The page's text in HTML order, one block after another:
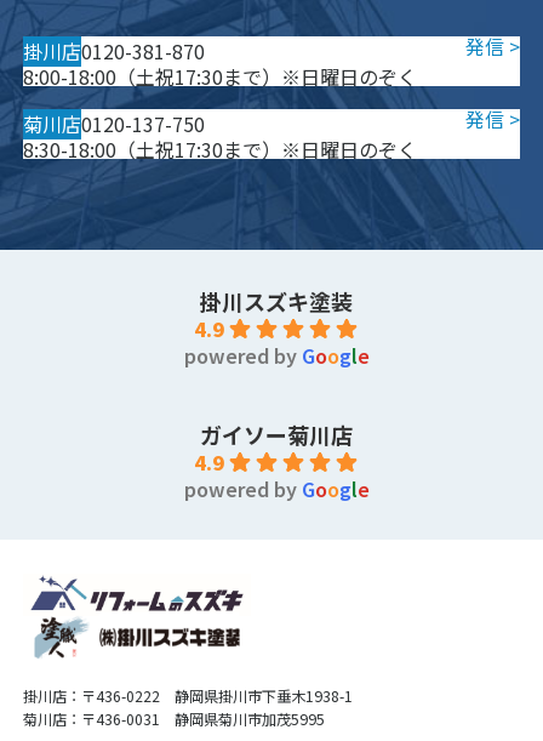
掛川店0120-381-870
8:00-18:00（土祝17:30まで）※日曜日のぞく
菊川店0120-137-750
8:30-18:00（土祝17:30まで）※日曜日のぞく
掛川スズキ塗装
4.9
powered by Google
ガイソー菊川店
4.9
powered by Google
掛川店：〒436-0222 静岡県掛川市下垂木1938-1
菊川店：〒436-0031 静岡県菊川市加茂5995